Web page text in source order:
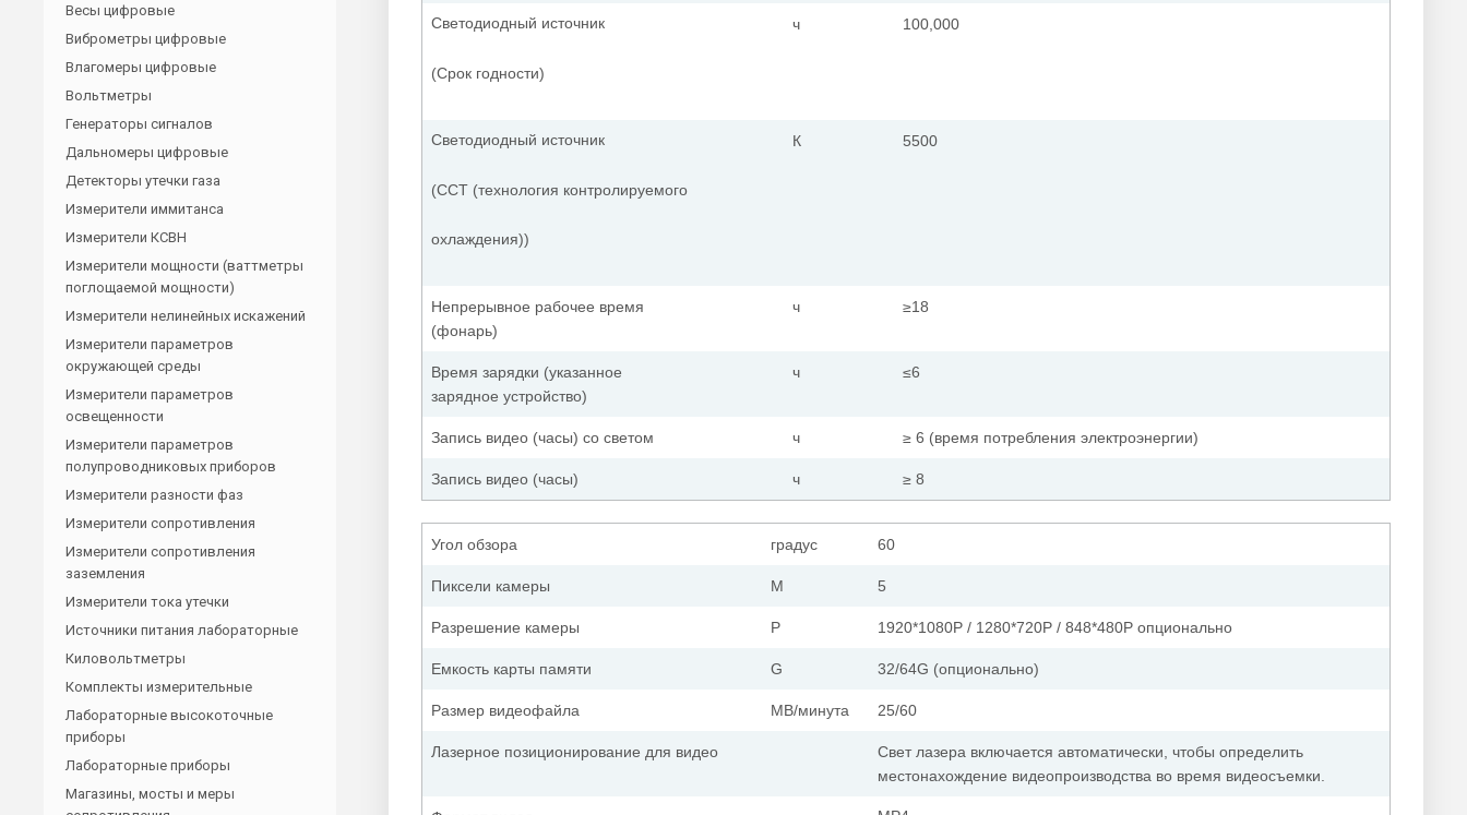
Светодиодный источник
(Срок годности)
ч 100,000
Светодиодный источник
(CCT (технология контролируемого
охлаждения))
К 5500
Непрерывное рабочее время
(фонарь)
ч ≥18
Время зарядки (указанное
зарядное устройство)
ч ≤6
Запись видео (часы) со светом ч ≥ 6 (время потребления электроэнергии)
Запись видео (часы) ч ≥ 8
Угол обзора градус 60
Пиксели камеры М 5
Разрешение камеры P 1920*1080P / 1280*720P / 848*480P опционально
Емкость карты памяти G 32/64G (опционально)
Размер видеофайла MB/минута 25/60
Лазерное позиционирование для видео
Свет лазера включается автоматически, чтобы определить
местонахождение видеопроизводства во время видеосъемки.
Весы цифровые
Виброметры цифровые
Влагомеры цифровые
Вольтметры
Генераторы сигналов
Дальномеры цифровые
Детекторы утечки газа
Измерители иммитанса
Измерители КСВН
Измерители мощности (ваттметры
поглощаемой мощности)
Измерители нелинейных искажений
Измерители параметров
окружающей среды
Измерители параметров
освещенности
Измерители параметров
полупроводниковых приборов
Измерители разности фаз
Измерители сопротивления
Измерители сопротивления
заземления
Измерители тока утечки
Источники питания лабораторные
Киловольтметры
Комплекты измерительные
Лабораторные высокоточные
приборы
Лабораторные приборы
Магазины, мосты и меры